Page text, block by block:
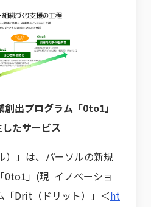
出プログラム「0to1」
たサービス
）」は、パーソルの新規
0to1」(現 イノベーショ
「Drit（ドリット）」＜ht